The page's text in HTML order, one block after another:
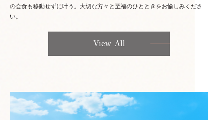
の会食も移動せずに叶う。大切な方々と至福のひとときをお愉しみくださ
い。
View All